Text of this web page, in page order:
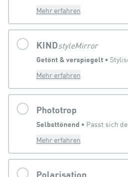
Mehr erfahren
KINDstyleMirror
Getönt & verspiegelt •
Mehr erfahren
Phototrop
Selbsttönend • Passt sich
Mehr erfahren
Polarisation